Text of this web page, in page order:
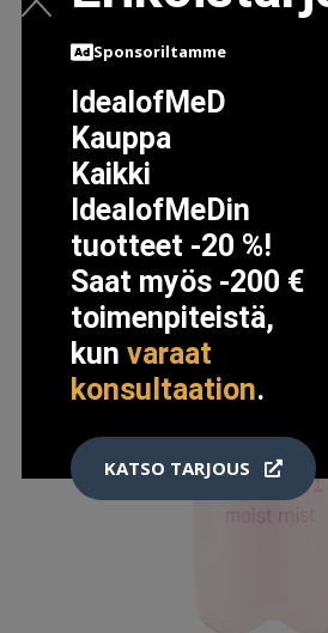
Sponsoriltamme
IdealofMeD
Kauppa
Kaikki
IdealofMeDin
tuotteet -20 %!
Saat myös -200 €
toimenpiteistä,
kunvaraat
konsultaation.
KATSO TARJOUS